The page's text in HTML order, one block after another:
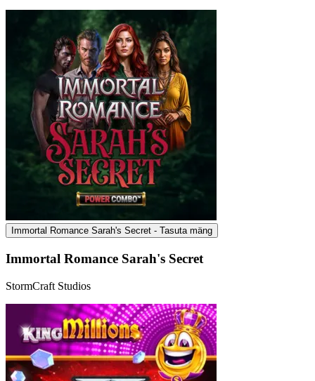
Immortal Romance Sarah's Secret - Tasuta mäng
Immortal Romance Sarah's Secret
StormCraft Studios